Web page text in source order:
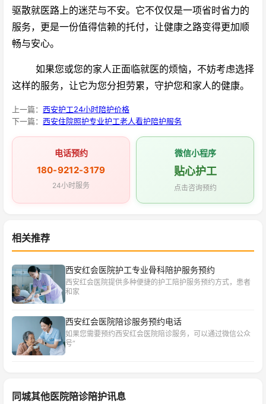
驱散就医路上的迷茫与不安。它不仅仅是一项省时省力的
服务，更是一份值得信赖的托付，让健康之路变得更加顺
畅与安心。
如果您或您的家人正面临就医的烦恼，不妨考虑选择
这样的服务，让它为您分担劳累，守护您和家人的健康。
上一篇： 西安护工24小时陪护价格
下一篇： 西安住院照护专业护工老人看护陪护服务
电话预约
180-9212-3179
24小时服务
微信小程序
贴心护工
点击咨询预约
相关推荐
西安红会医院护工专业骨科陪护服务预约
西安红会医院提供多种便捷的护工陪护服务预约方式，患者
和家
西安红会医院陪诊服务预约电话
如果您需要预约西安红会医院陪诊服务，可以通过微信公众
号“
同城其他医院陪诊陪护讯息